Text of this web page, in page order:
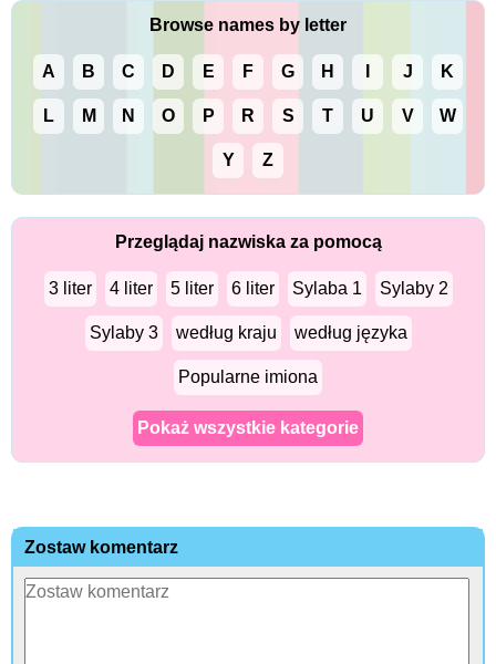
Browse names by letter
A B C D E F G H J K
L M N O P R S T U V W
Y Z
Przeglądaj nazwiska za pomocą
3 liter 4 liter 5 liter 6 liter Sylaba 1 Sylaby 2
Sylaby 3 według kraju według języka
Popularne imiona
Pokaż wszystkie kategorie
Zostaw komentarz